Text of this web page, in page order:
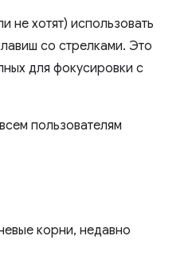
не хотят) использовать
со стрелками. Это
для фокусировки с
пользователям
корни, недавно